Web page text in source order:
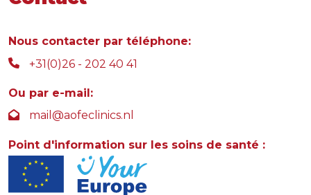
Nous contacter par téléphone:
+31(0)26 - 202 40 41
Ou par e-mail:
mail@aofeclinics.nl
Point d'information sur les soins de santé :